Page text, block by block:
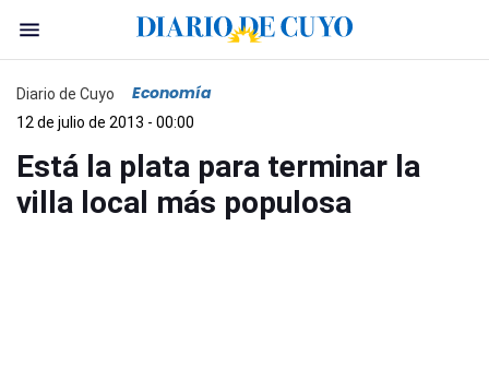
Diario de Cuyo Economía
12 de julio de 2013 - 00:00
Está la plata para terminar la
villa local más populosa